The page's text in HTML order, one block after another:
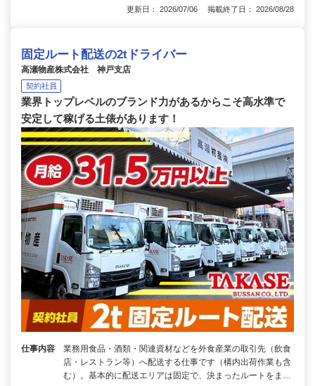
更新日： 2026/07/06 掲載終了日： 2026/08/28
固定ルート配送の2tドライバー
高瀬物産株式会社 神戸支店
契約社員
業界トップレベルのブランド力があるからこそ高水準で
安定して稼げる土俵があります！
仕事内容
業務用食品・酒類・関連資材などを外食産業の取引先（飲食
店・レストラン等）へ配送する仕事です（構内出荷作業も含
む）。基本的に配送エリアは固定で、決まったルートをま…